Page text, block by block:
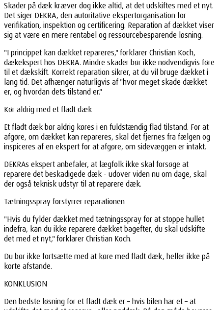
Skader på dæk kræver dog ikke altid, at det udskiftes med et nyt.
Det siger DEKRA, den autoritative ekspertorganisation for
verifikation, inspektion og certificering. Reparation af dækket viser
sig at være en mere rentabel og ressourcebesparende løsning.
"I princippet kan dækket repareres," forklarer Christian Koch,
dækekspert hos DEKRA. Mindre skader bør ikke nødvendigvis føre
til et dækskift. Korrekt reparation sikrer, at du vil bruge dækket i
lang tid. Det afhænger naturligvis af "hvor meget skade dækket
er, og hvordan dets tilstand er."
Kør aldrig med et fladt dæk
Et fladt dæk bør aldrig køres i en fuldstændig flad tilstand. For at
afgøre, om dækket kan repareres, skal det fjernes fra fælgen og
inspiceres af en ekspert for at afgøre, om sidevæggen er intakt.
DEKRAs ekspert anbefaler, at lægfolk ikke skal forsøge at
reparere det beskadigede dæk - udover viden nu om dage, skal
der også teknisk udstyr til at reparere dæk.
Tætningsspray forstyrrer reparationen
"Hvis du fylder dækket med tætningsspray for at stoppe hullet
indefra, kan du ikke reparere dækket bagefter, du skal udskifte
det med et nyt," forklarer Christian Koch.
Du bør ikke fortsætte med at køre med fladt dæk, heller ikke på
korte afstande.
KONKLUSION
Den bedste løsning for et fladt dæk er – hvis bilen har et – at